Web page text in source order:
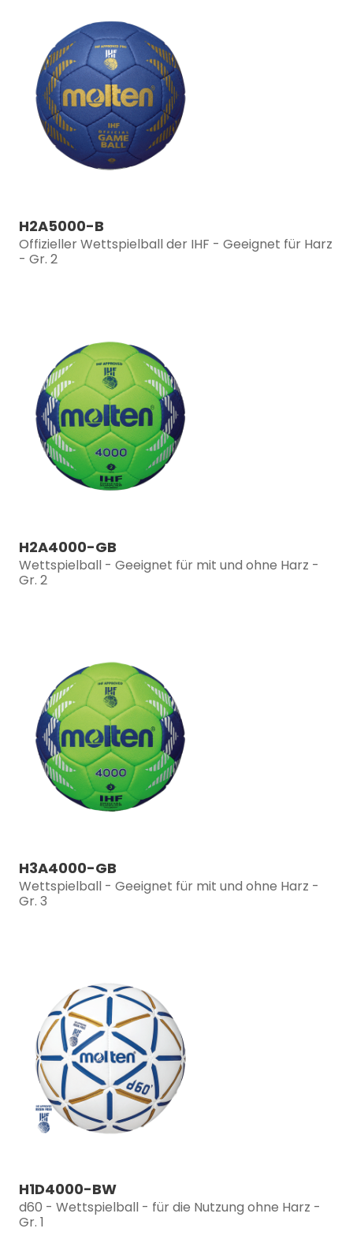
H2A5000-B
Offizieller Wettspielball der IHF - Geeignet für Harz
- Gr. 2
H2A4000-GB
Wettspielball - Geeignet für mit und ohne Harz -
Gr. 2
H3A4000-GB
Wettspielball - Geeignet für mit und ohne Harz -
Gr. 3
H1D4000-BW
d60 - Wettspielball - für die Nutzung ohne Harz -
Gr. 1